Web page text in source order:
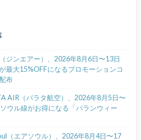
ジンエアー）、2026年8月6日〜13日
最大15%OFFになるプロモーションコ
布
AIR（パラタ航空）、2026年8月5日〜
ウル線がお得になる「パランウィー
（エアソウル）、2026年8月4日〜17